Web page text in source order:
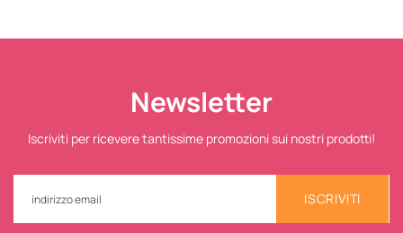
Newsletter
Iscriviti per ricevere tantissime promozioni sui nostri prodotti!
ISCRIVITI